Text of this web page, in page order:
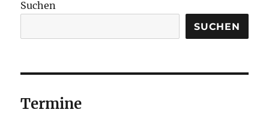
Suchen
SUCHEN
Termine